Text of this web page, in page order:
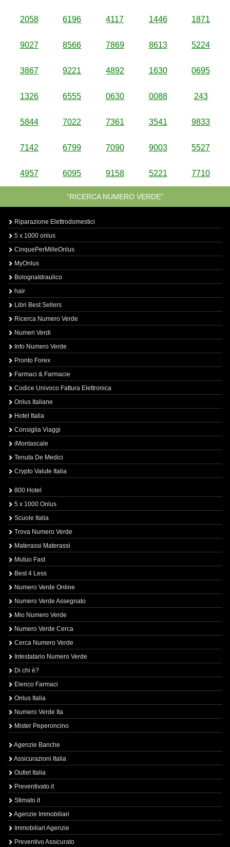
2058 6196 4117 1446 1871
9027 8566 7869 8613 5224
3867 9221 4892 1630 0695
1326 6555 0630 0088 243
5844 7022 7361 3541 9833
7142 6799 7090 9003 5527
4957 6095 9158 5221 7710
“RICERCA NUMERO VERDE”
Riparazione Elettrodomestici
5 x 1000 onlus
CinquePerMilleOnlus
MyOnlus
BolognaIdraulico
hair
Libri Best Sellers
Ricerca Numero Verde
Numeri Verdi
Info Numero Verde
Pronto Forex
Farmaci & Farmacie
Codice Univoco Fattura Elettronica
Onlus Italiane
Hotel Italia
Consiglia Viaggi
iMontascale
Tenuta De Medici
Crypto Valute Italia
800 Hotel
5 x 1000 Onlus
Scuole Italia
Trova Numero Verde
Materassi Materassi
Mutuo Fast
Best 4 Less
Numero Verde Online
Numero Verde Assegnato
Mio Numero Verde
Numero Verde Cerca
Cerca Numero Verde
Intestatario Numero Verde
Di chi è?
Elenco Farmaci
Onlus Italia
Numero Verde Ita
Mister Peperoncino
Agenzie Banche
Assicurazioni Italia
Outlet Italia
Preventivato.it
Stimato.it
Agenzie Immobiliari
Immobiliari Agenzie
Preventivo Assicurato